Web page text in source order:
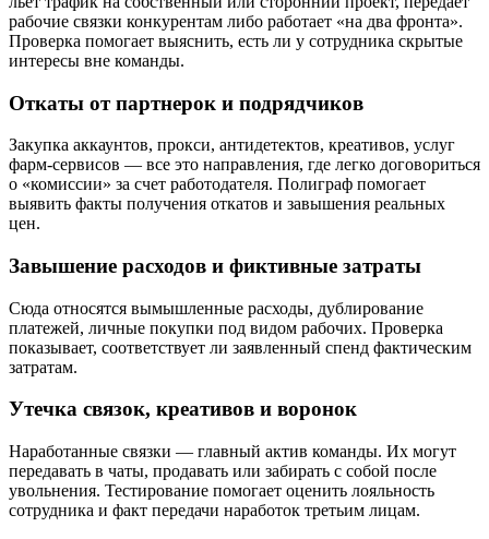
рабочие связки конкурентам либо работает «на два фронта».
Проверка помогает выяснить, есть ли у сотрудника скрытые
интересы вне команды.
Откаты от партнерок и подрядчиков
Закупка аккаунтов, прокси, антидетектов, креативов, услуг
фарм-сервисов — все это направления, где легко договориться
о «комиссии» за счет работодателя. Полиграф помогает
выявить факты получения откатов и завышения реальных
цен.
Завышение расходов и фиктивные затраты
Сюда относятся вымышленные расходы, дублирование
платежей, личные покупки под видом рабочих. Проверка
показывает, соответствует ли заявленный спенд фактическим
затратам.
Утечка связок, креативов и воронок
Наработанные связки — главный актив команды. Их могут
передавать в чаты, продавать или забирать с собой после
увольнения. Тестирование помогает оценить лояльность
сотрудника и факт передачи наработок третьим лицам.